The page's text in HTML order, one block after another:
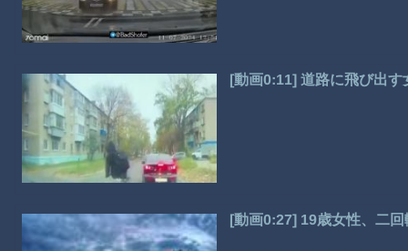
[動画0:11] 道路に飛び出
[動画0:27] 19歳女性、二回